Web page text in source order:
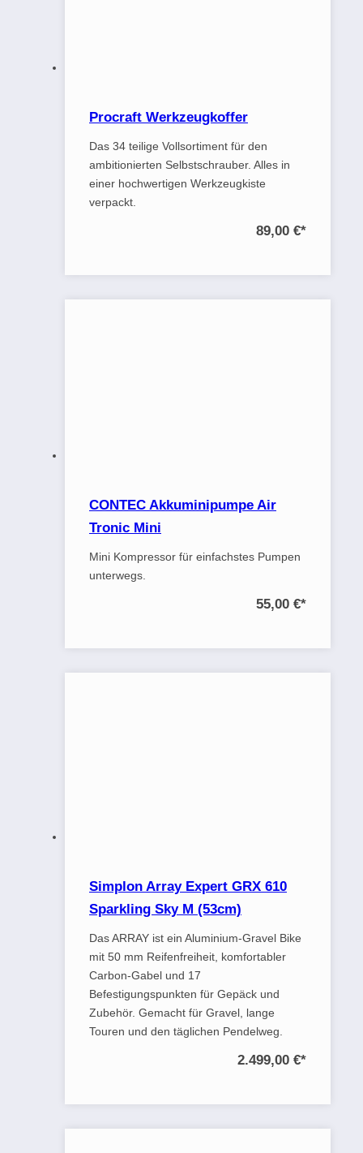
Procraft Werkzeugkoffer
Das 34 teilige Vollsortiment für den
ambitionierten Selbstschrauber. Alles in
einer hochwertigen Werkzeugkiste
verpackt.
89,00 €*
CONTEC Akkuminipumpe Air
Tronic Mini
Mini Kompressor für einfachstes Pumpen
unterwegs.
55,00 €*
Simplon Array Expert GRX 610
Sparkling Sky M (53cm)
Das ARRAY ist ein Aluminium-Gravel Bike
mit 50 mm Reifenfreiheit, komfortabler
Carbon-Gabel und 17
Befestigungspunkten für Gepäck und
Zubehör. Gemacht für Gravel, lange
Touren und den täglichen Pendelweg.
2.499,00 €*